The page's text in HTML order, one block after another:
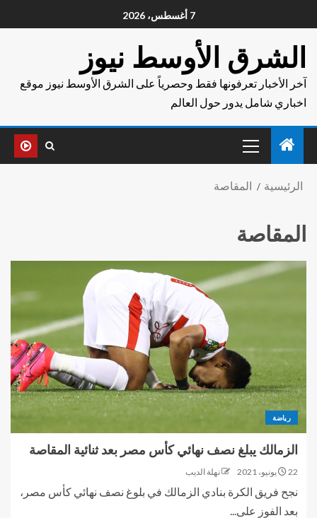
7 أغسطس، 2026
الشرق الأوسط نيوز
آخر الأخبار تعرفونها فقط وحصرياً على الشرق الأوسط نيوز موقع
اخباري شامل يدور حول العالم
الرئيسية المقاصة
المقاصة
رياضة
الزمالك يبلغ نصف نهائي كأس مصر بعد ثنائية المقاصة
22 يونيو، 2021 نهلة الديب
نجح فريق الكرة بنادي الزمالك في بلوغ نصف نهائي كأس مصر،
بعد الفوز على...